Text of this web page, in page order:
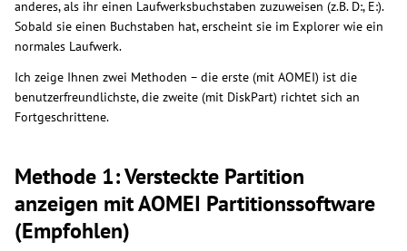
anderes, als ihr einen Laufwerksbuchstaben zuzuweisen (z.B. D:, E:).
Sobald sie einen Buchstaben hat, erscheint sie im Explorer wie ein
normales Laufwerk.
Ich zeige Ihnen zwei Methoden – die erste (mit AOMEI) ist die
benutzerfreundlichste, die zweite (mit DiskPart) richtet sich an
Fortgeschrittene.
Methode 1: Versteckte Partition
anzeigen mit AOMEI Partitionssoftware
(Empfohlen)